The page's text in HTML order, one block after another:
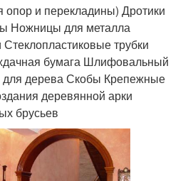
и перекладины) Дротики
Ножницы для металла
трубки
бумага Шлифовальный
дерева Скобы Крепежные
деревянной арки
брусьев